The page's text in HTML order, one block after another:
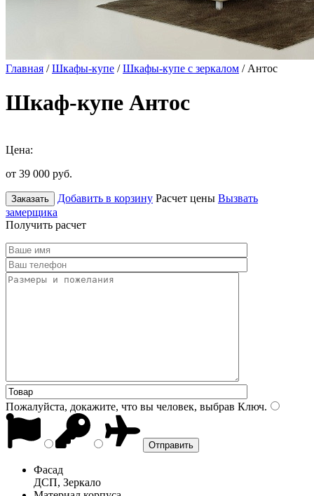
Главная /Шкафы-купе /Шкафы-купе с зеркалом / Антос
Шкаф-купе Антос
Цена:
от 39 000 руб.
Заказать Добавить в корзину Расчет цены Вызвать
замерщика
Получить расчет
Пожалуйста, докажите, что вы человек, выбрав Ключ.
Фасад
ДСП, Зеркало